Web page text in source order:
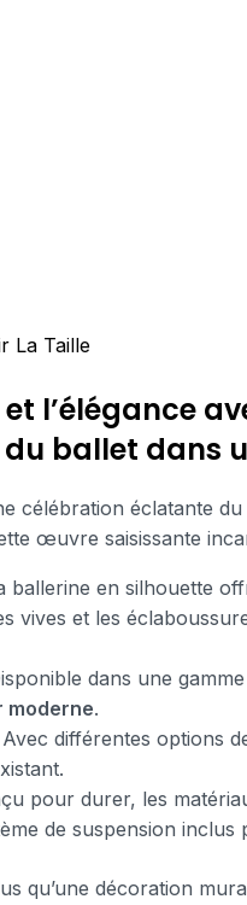
La Taille
et l’élégance
ballet dans
célébration éclatante
œuvre saisissante
ballerine en silhouette
vives et les
dans une
moderne.
Avec différentes options
pour durer, les
de suspension inclus
qu’une décoration